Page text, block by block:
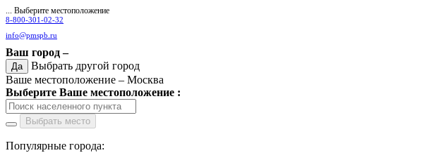
... Выберите местоположение
8-800-301-02-32
info@pmspb.ru
Ваш город –
Да
Выбрать другой город
Ваше местоположение – Москва
Выберите Ваше местоположение :
Выбрать место
Популярные города: